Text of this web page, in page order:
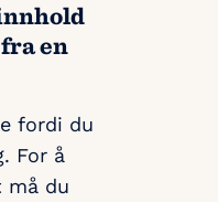
en
fordi du
For å
må du